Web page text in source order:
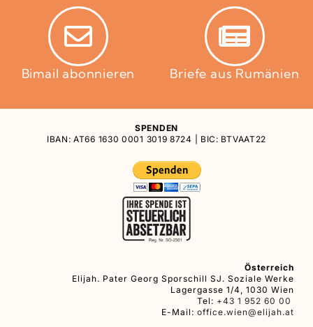
Bimail abonnieren Briefe aus Rumänien
SPENDEN
IBAN: AT66 1630 0001 3019 8724 | BIC: BTVAAT22
Österreich
Elijah. Pater Georg Sporschill SJ. Soziale Werke
Lagergasse 1/4, 1030 Wien
Tel: +43 1 952 60 00
E-Mail: office.wien@elijah.at